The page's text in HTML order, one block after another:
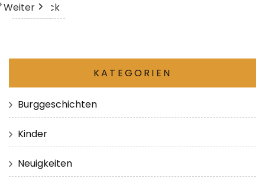
Zurück
Heute
Weiter
KATEGORIEN
Burggeschichten
Kinder
Neuigkeiten